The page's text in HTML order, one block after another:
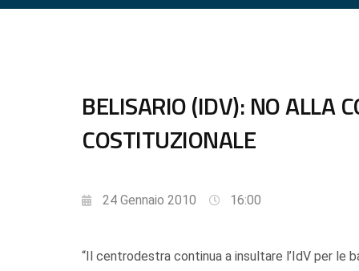
BELISARIO (IDV): NO ALLA
COSTITUZIONALE
24 Gennaio 2010 16:00
“Il centrodestra continua a insultare l’IdV per le